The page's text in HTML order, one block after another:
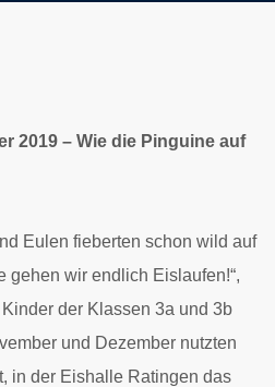
2019 – Wie die Pinguine auf
Eulen fieberten schon wild auf
gehen wir endlich Eislaufen!“,
der Klassen 3a und 3b
und Dezember nutzten
in der Eishalle Ratingen das